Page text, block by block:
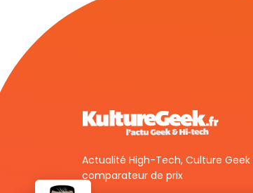
Actualité High-Tech, Culture Geek
comparateur de prix